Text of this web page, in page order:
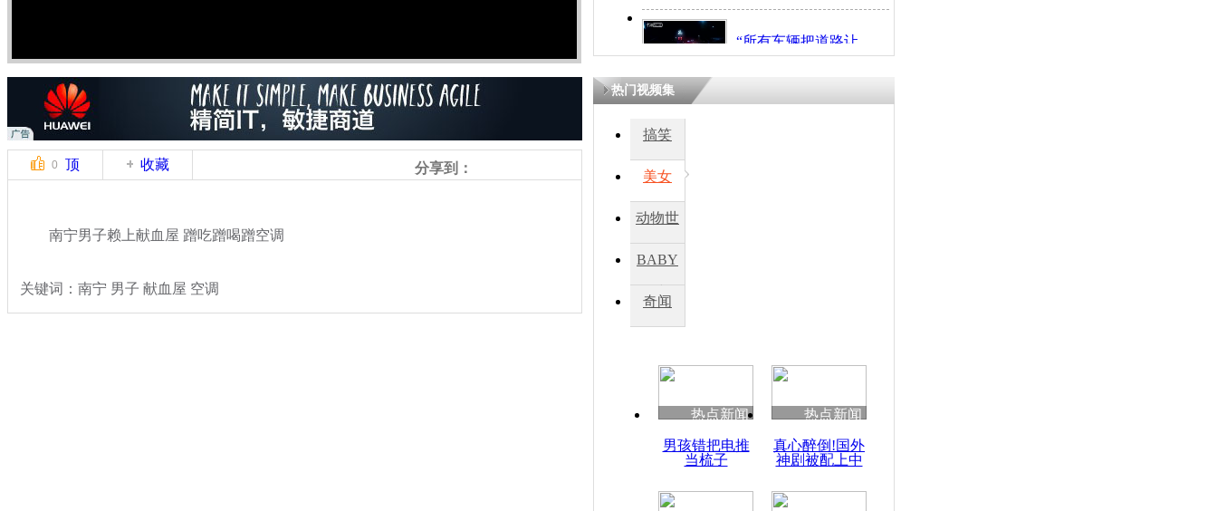
“所有车辆把道路让
开！”儿童突发疾病交
因
度苗族花山节
0 顶 收藏 分享到：
南宁男子赖上献血屋 蹭吃蹭喝蹭空调
关键词：南宁 男子 献血屋 空调
热门视频集
搞笑
美女
动物世
BABY
秀
奇闻
热点新闻
男孩错把电推
当梳子
热点新闻
真心醉倒!国外
神剧被配上中